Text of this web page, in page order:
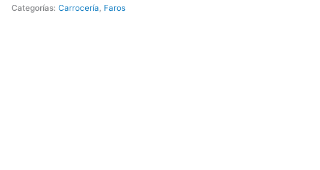
Categorías: Carrocería, Faros